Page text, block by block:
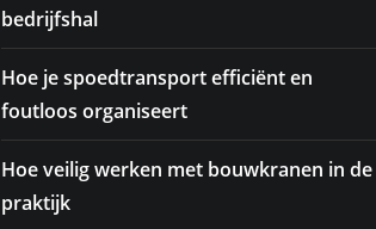
bedrijfshal
Hoe je spoedtransport efficiënt en
foutloos organiseert
Hoe veilig werken met bouwkranen in de
praktijk